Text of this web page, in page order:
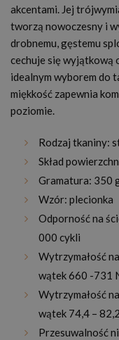
akcentami. Jej
tworzą nowoczesny i
drobnemu, gęstemu
cechuje się wyjątkową
idealnym wyborem do
miękkość zapewnia
poziomie.
Rodzaj tkaniny:
Skład
Gramatura: 350
Wzór: plecionka
Odporność na
000 cykli
Wytrzymałość
wątek 660 -731
Wytrzymałość
wątek 74,4 –
Przesuwalność